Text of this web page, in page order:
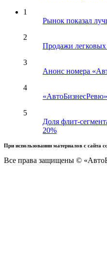
1
Рынок показал
2
Продажи легковых
3
Анонс номера
4
5
Доля флит-
20%
При использовании материалов с сайта
Все права защищены ©